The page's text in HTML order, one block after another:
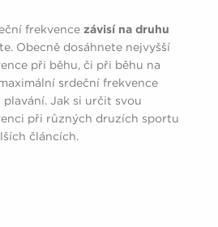
frekvence závisí na druhu
Obecně dosáhnete nejvyšší
při běhu, či při běhu na
srdeční frekvence
Jak si určit svou
při různých druzích sportu
článcích.